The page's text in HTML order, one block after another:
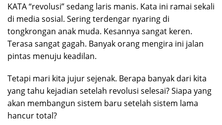
KATA “revolusi” sedang laris manis. Kata ini ramai sekali
di media sosial. Sering terdengar nyaring di
tongkrongan anak muda. Kesannya sangat keren.
Terasa sangat gagah. Banyak orang mengira ini jalan
pintas menuju keadilan.
Tetapi mari kita jujur sejenak. Berapa banyak dari kita
yang tahu kejadian setelah revolusi selesai? Siapa yang
akan membangun sistem baru setelah sistem lama
hancur total?